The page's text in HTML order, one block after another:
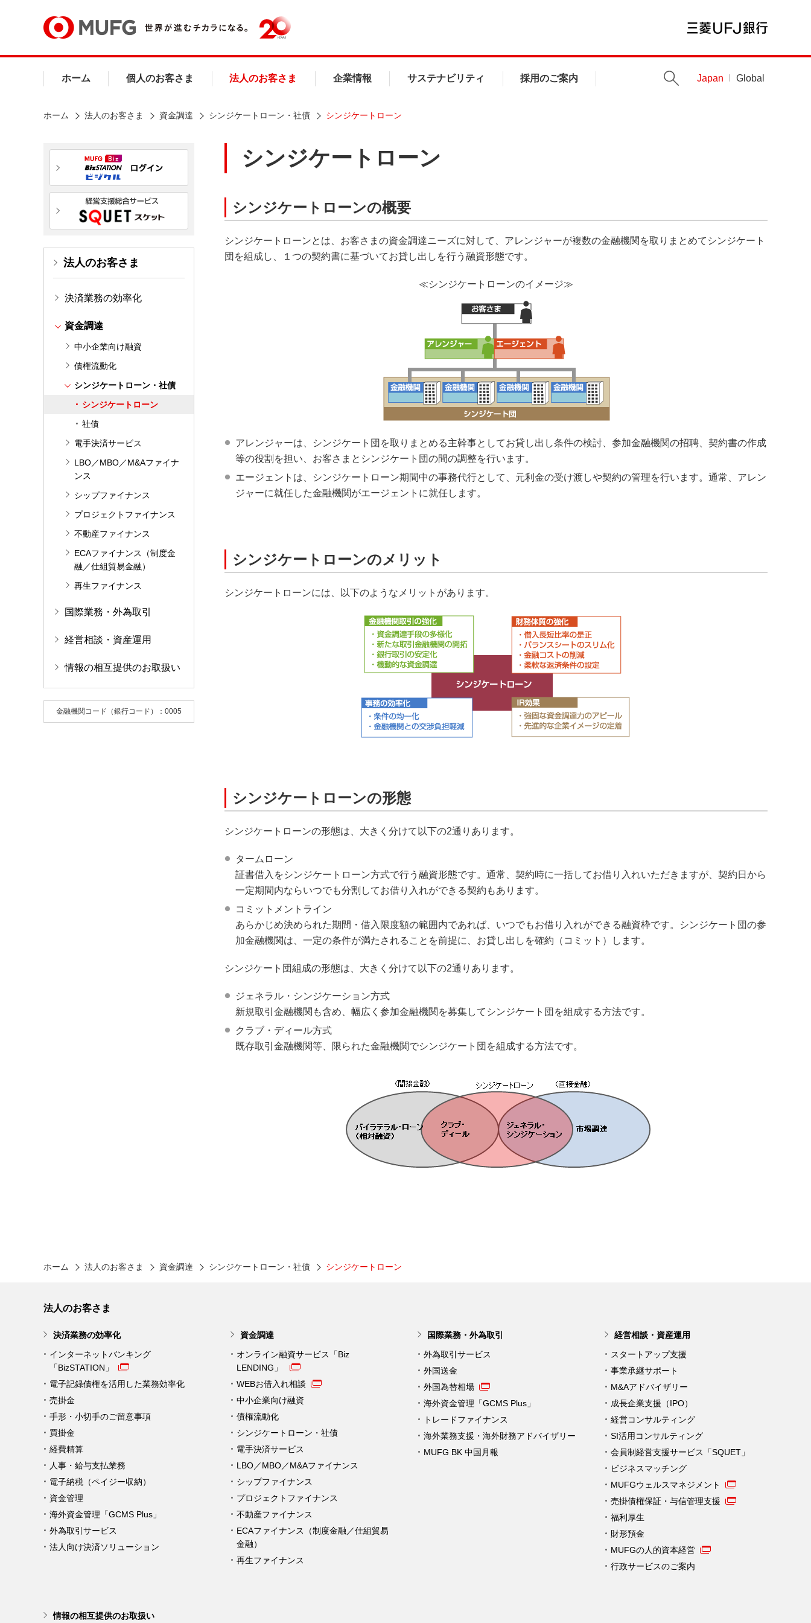
ホーム 個人のお客さま 法人のお客さま 企業情報 サステナビリティ 採用のご案内 Japan Global
ホーム 法人のお客さま 資金調達 シンジケートローン・社債 シンジケートローン
法人のお客さま
決済業務の効率化
資金調達
中小企業向け融資
債権流動化
シンジケートローン・社債
シンジケートローン
社債
電手決済サービス
LBO／MBO／M&Aファイナ
ンス
シップファイナンス
プロジェクトファイナンス
不動産ファイナンス
ECAファイナンス（制度金
融／仕組貿易金融）
再生ファイナンス
国際業務・外為取引
経営相談・資産運用
情報の相互提供のお取扱い
金融機関コード（銀行コード）：0005
シンジケートローン
シンジケートローンの概要
シンジケートローンとは、お客さまの資金調達ニーズに対して、アレンジャーが複数の金融機関を取りまとめてシンジケート
団を組成し、１つの契約書に基づいてお貸し出しを行う融資形態です。
≪シンジケートローンのイメージ≫
アレンジャーは、シンジケート団を取りまとめる主幹事としてお貸し出し条件の検討、参加金融機関の招聘、契約書の作成
等の役割を担い、お客さまとシンジケート団の間の調整を行います。
エージェントは、シンジケートローン期間中の事務代行として、元利金の受け渡しや契約の管理を行います。通常、アレン
ジャーに就任した金融機関がエージェントに就任します。
シンジケートローンのメリット
シンジケートローンには、以下のようなメリットがあります。
シンジケートローンの形態
シンジケートローンの形態は、大きく分けて以下の2通りあります。
タームローン
証書借入をシンジケートローン方式で行う融資形態です。通常、契約時に一括してお借り入れいただきますが、契約日から
一定期間内ならいつでも分割してお借り入れができる契約もあります。
コミットメントライン
あらかじめ決められた期間・借入限度額の範囲内であれば、いつでもお借り入れができる融資枠です。シンジケート団の参
加金融機関は、一定の条件が満たされることを前提に、お貸し出しを確約（コミット）します。
シンジケート団組成の形態は、大きく分けて以下の2通りあります。
ジェネラル・シンジケーション方式
新規取引金融機関も含め、幅広く参加金融機関を募集してシンジケート団を組成する方法です。
クラブ・ディール方式
既存取引金融機関等、限られた金融機関でシンジケート団を組成する方法です。
ホーム 法人のお客さま 資金調達 シンジケートローン・社債 シンジケートローン
法人のお客さま
決済業務の効率化
インターネットバンキング
「BizSTATION」
電子記録債権を活用した業務効率化
売掛金
手形・小切手のご留意事項
買掛金
経費精算
人事・給与支払業務
電子納税（ペイジー収納）
資金管理
海外資金管理「GCMS Plus」
外為取引サービス
法人向け決済ソリューション
資金調達
オンライン融資サービス「Biz
LENDING」
WEBお借入れ相談
中小企業向け融資
債権流動化
シンジケートローン・社債
電手決済サービス
LBO／MBO／M&Aファイナンス
シップファイナンス
プロジェクトファイナンス
不動産ファイナンス
ECAファイナンス（制度金融／仕組貿易
金融）
再生ファイナンス
国際業務・外為取引
外為取引サービス
外国送金
外国為替相場
海外資金管理「GCMS Plus」
トレードファイナンス
海外業務支援・海外財務アドバイザリー
MUFG BK 中国月報
経営相談・資産運用
スタートアップ支援
事業承継サポート
M&Aアドバイザリー
成長企業支援（IPO）
経営コンサルティング
SI活用コンサルティング
会員制経営支援サービス「SQUET」
ビジネスマッチング
MUFGウェルスマネジメント
売掛債権保証・与信管理支援
福利厚生
財形預金
MUFGの人的資本経営
行政サービスのご案内
情報の相互提供のお取扱い